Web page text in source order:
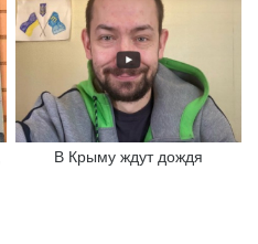
В Крыму ждут дождя